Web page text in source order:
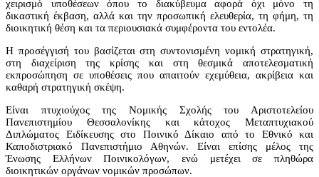
χειρισμό υποθέσεων όπου το διακύβευμα αφορά όχι μόνο τη
δικαστική έκβαση, αλλά και την προσωπική ελευθερία, τη φήμη, τη
διοικητική θέση και τα περιουσιακά συμφέροντα του εντολέα.
Η προσέγγισή του βασίζεται στη συντονισμένη νομική στρατηγική,
στη διαχείριση της κρίσης και στη θεσμικά αποτελεσματική
εκπροσώπηση σε υποθέσεις που απαιτούν εχεμύθεια, ακρίβεια και
καθαρή στρατηγική σκέψη.
Είναι πτυχιούχος της Νομικής Σχολής του Αριστοτελείου
Πανεπιστημίου Θεσσαλονίκης και κάτοχος Μεταπτυχιακού
Διπλώματος Ειδίκευσης στο Ποινικό Δίκαιο από το Εθνικό και
Καποδιστριακό Πανεπιστήμιο Αθηνών. Είναι επίσης μέλος της
Ένωσης Ελλήνων Ποινικολόγων, ενώ μετέχει σε πληθώρα
διοικητικών οργάνων νομικών προσώπων.